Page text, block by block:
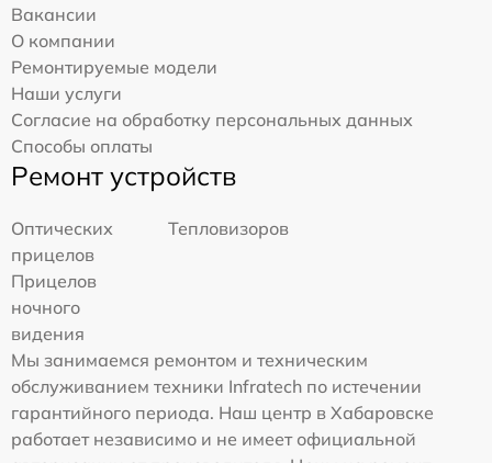
Вакансии
О компании
Ремонтируемые модели
Наши услуги
Согласие на обработку персональных данных
Способы оплаты
Ремонт устройств
Оптических
прицелов
Тепловизоров
Прицелов
ночного
видения
Мы занимаемся ремонтом и техническим
обслуживанием техники Infratech по истечении
гарантийного периода. Наш центр в Хабаровске
работает независимо и не имеет официальной